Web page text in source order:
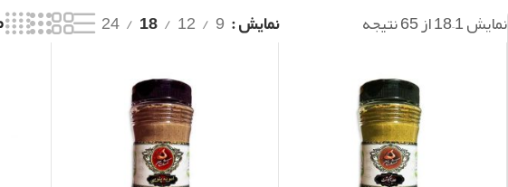
نمایش 1–18 از 65 نتیجه نمایش 9
12
18
24